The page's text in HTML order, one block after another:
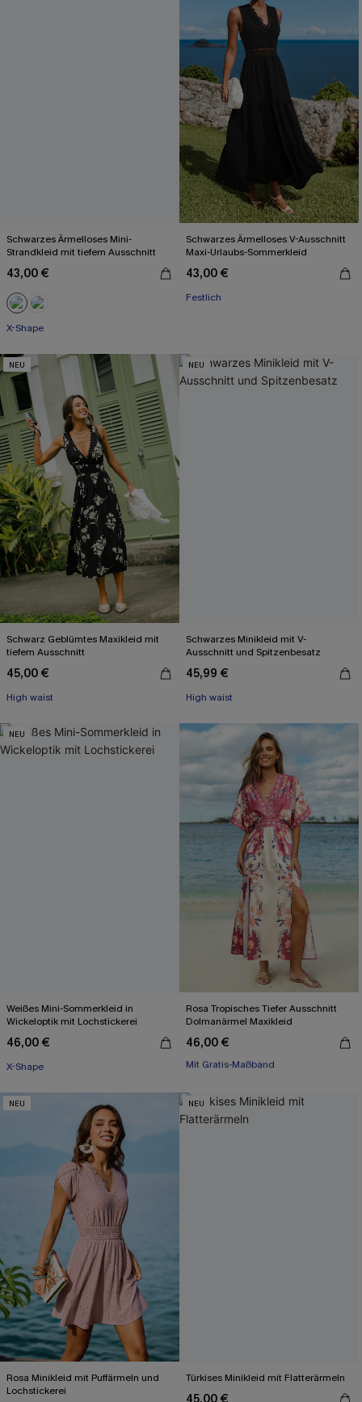
Schwarzes Ärmelloses Mini-
Strandkleid mit tiefem Ausschnitt
43,00 €
X-Shape
Schwarzes Ärmelloses V-Ausschnitt
Maxi-Urlaubs-Sommerkleid
43,00 €
Festlich
NEU
Schwarz Geblümtes Maxikleid mit
tiefem Ausschnitt
45,00 €
High waist
NEU
Schwarzes Minikleid mit V-
Ausschnitt und Spitzenbesatz
45,99 €
High waist
NEU
Weißes Mini-Sommerkleid in
Wickeloptik mit Lochstickerei
46,00 €
X-Shape
Rosa Tropisches Tiefer Ausschnitt
Dolmanärmel Maxikleid
46,00 €
Mit Gratis-Maßband
X-Shape
NEU
Rosa Minikleid mit Puffärmeln und
Lochstickerei
NEU
Türkises Minikleid mit Flatterärmeln
45,00 €